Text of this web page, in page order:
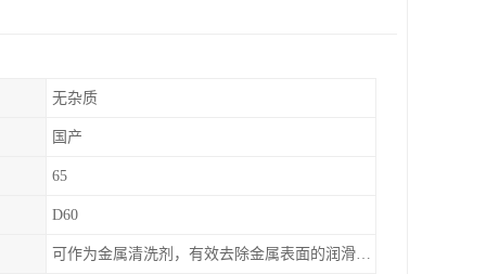
无杂质
国产
65
D60
可作为金属清洗剂，有效去除金属表面的润滑油、防锈油及加工油等矿物油污渍，且清洗后能在金属表面形成薄油膜，兼具防锈效果。此外，还适用于配制金属防锈油、冲压油、拉伸油等。